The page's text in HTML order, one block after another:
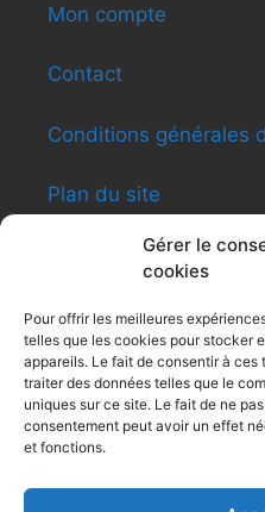
Gérer le
cookies
Pour offrir les meilleures
telles que les cookies pour stocker
appareils. Le fait de consentir à
traiter des données telles que le
uniques sur ce site. Le fait de ne
consentement peut avoir un effet
et fonctions.
Mon compte
Contact
Conditions générales
Plan du site
INFORMATIONS
Shen-ti Caldas
8, rue du Général
Toulouse
Siret : 479 494 031